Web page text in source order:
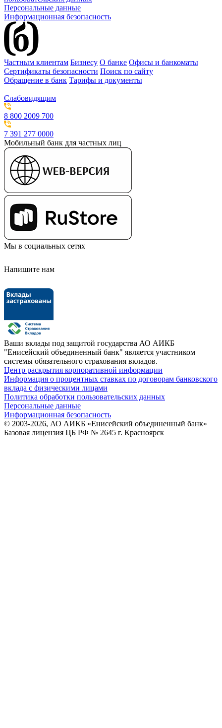
Персональные данные
Информационная безопасность
Частным клиентам Бизнесу О банке Офисы и банкоматы
Сертификаты безопасности Поиск по сайту
Обращение в банк Тарифы и документы
Слабовидящим
8 800 2009 700
7 391 277 0000
Мобильный банк для частных лиц
Мы в социальных сетях
Напишите нам
Ваши вклады под защитой государства АО АИКБ
"Енисейский объединенный банк" является участником
системы обязательного страхования вкладов.
Центр раскрытия корпоративной информации
Информация о процентных ставках по договорам банковского
вклада с физическими лицами
Политика обработки пользовательских данных
Персональные данные
Информационная безопасность
© 2003-2026, АО АИКБ «Енисейский объединенный банк»
Базовая лицензия ЦБ РФ № 2645 г. Красноярск